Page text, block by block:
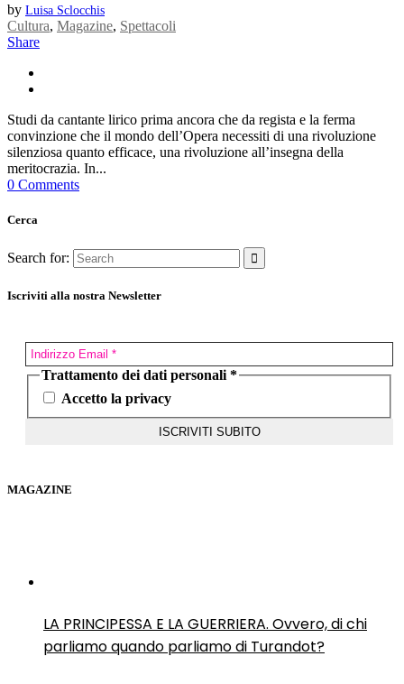
by Luisa Sclocchis
Cultura, Magazine, Spettacoli
Share
Studi da cantante lirico prima ancora che da regista e la ferma
convinzione che il mondo dell’Opera necessiti di una rivoluzione
silenziosa quanto efficace, una rivoluzione all’insegna della
meritocrazia. In...
0 Comments
Cerca
Search for:
Iscriviti alla nostra Newsletter
Trattamento dei dati personali *
Accetto la privacy
MAGAZINE
LA PRINCIPESSA E LA GUERRIERA. Ovvero, di chi
parliamo quando parliamo di Turandot?